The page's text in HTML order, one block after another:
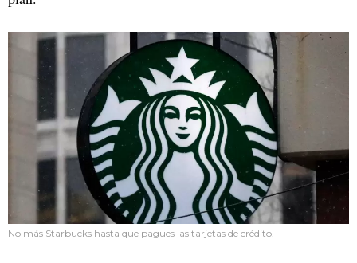
No más Starbucks hasta que pagues las tarjetas de crédito.